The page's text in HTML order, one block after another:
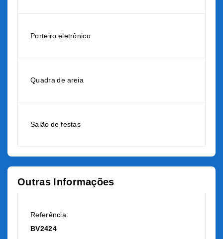
Porteiro eletrônico
Quadra de areia
Salão de festas
Outras Informações
Referência:
BV2424